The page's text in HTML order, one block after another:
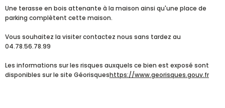
Une terasse en bois attenante à la maison ainsi qu'une place de
parking complètent cette maison.
Vous souhaitez la visiter contactez nous sans tardez au
04.78.56.78.99
Les informations sur les risques auxquels ce bien est exposé sont
disponibles sur le site Géorisqueshttps://www.georisques.gouv.fr